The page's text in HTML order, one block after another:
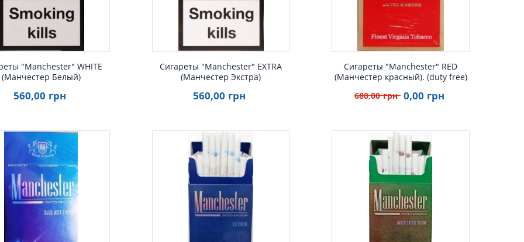
"Manchester" WHITE
(Манчестер Белый)
560,00 грн
Сигареты "Manchester" EXTRA
(Манчестер Экстра)
560,00 грн
Сигареты "Manchester" RED
(Манчестер красный). (duty free)
680,00 грн 0,00 грн
Быстрый просмотр Быстрый просмотр Быстрый просмотр